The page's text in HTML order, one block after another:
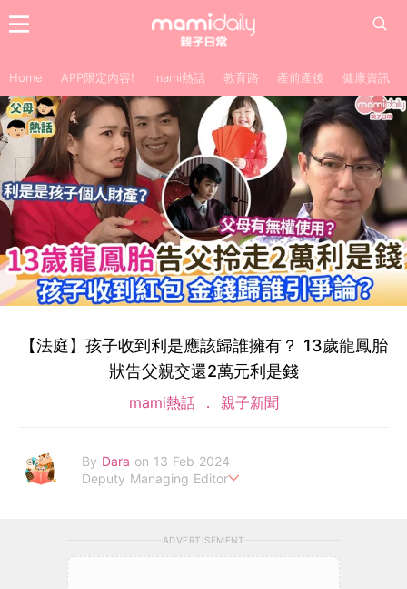
Home APP限定內容! mami熱話 教育路 產前產後 健康資訊
【法庭】孩子收到利是應該歸誰擁有？ 13歲龍鳳胎
狀告父親交還2萬元利是錢
mami熱話 親子新聞
By Dara on 13 Feb 2024
Deputy Managing Editor
ADVERTISEMENT